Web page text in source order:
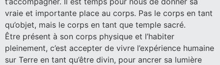
vraie et importante place au corps. Pas le corps en tant
qu’objet, mais le corps en tant que temple sacré.
Être présent à son corps physique et l’habiter
pleinement, c’est accepter de vivre l’expérience humaine
sur Terre en tant qu’être divin, pour ancrer sa lumière